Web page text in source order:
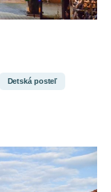
Detská posteľ